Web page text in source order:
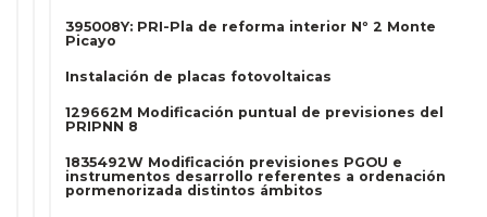
395008Y: PRI-Pla de reforma interior Nº 2 Monte
Picayo
Instalación de placas fotovoltaicas
129662M Modificación puntual de previsiones del
PRIPNN 8
1835492W Modificación previsiones PGOU e
instrumentos desarrollo referentes a ordenación
pormenorizada distintos ámbitos